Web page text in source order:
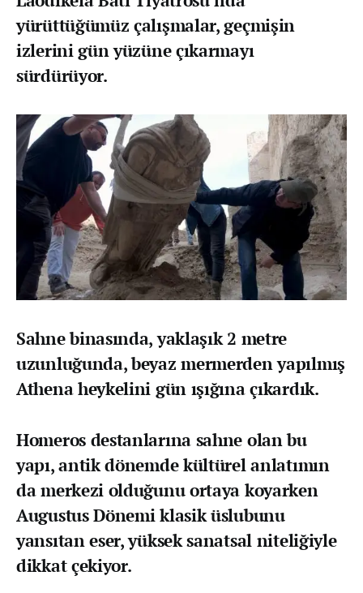
yürüttüğümüz çalışmalar, geçmişin
izlerini gün yüzüne çıkarmayı
sürdürüyor.
Sahne binasında, yaklaşık 2 metre
uzunluğunda, beyaz mermerden yapılmış
Athena heykelini gün ışığına çıkardık.
Homeros destanlarına sahne olan bu
yapı, antik dönemde kültürel anlatımın
da merkezi olduğunu ortaya koyarken
Augustus Dönemi klasik üslubunu
yansıtan eser, yüksek sanatsal niteliğiyle
dikkat çekiyor.